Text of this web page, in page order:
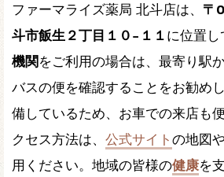
ファーマライズ薬局 北斗店は、 〒
斗市飯生２丁目１０−１１ に位置し
機関 をご利用の場合は、最寄り駅
バスの便を確認することをお勧めし
備しているため、お車での来店も
クセス方法は、 公式サイト の地図
用ください。地域の皆様の健康を